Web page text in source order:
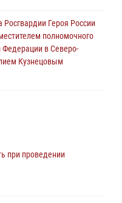
Росгвардии Героя России
полномочного
Федерации в Северо-
Кузнецовым
250 выездов и
Тверской области
при проведении